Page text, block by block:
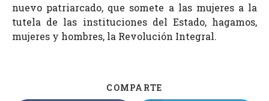
nuevo patriarcado, que somete a las mujeres a la
tutela de las instituciones del Estado, hagamos,
mujeres y hombres, la Revolución Integral.
COMPARTE